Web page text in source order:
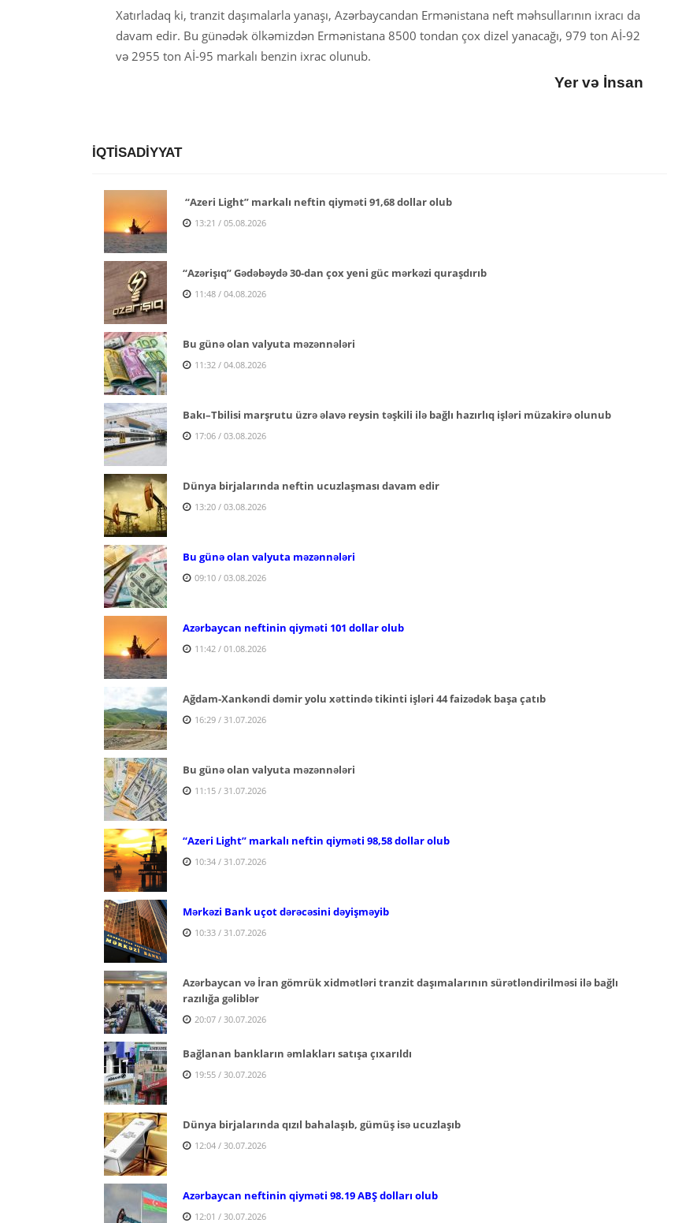
Xatırladaq ki, tranzit daşımalarla yanaşı, Azərbaycandan Ermənistana neft məhsullarının ixracı da
davam edir. Bu günədək ölkəmizdən Ermənistana 8500 tondan çox dizel yanacağı, 979 ton Aİ-92
və 2955 ton Aİ-95 markalı benzin ixrac olunub.
Yer və İnsan
İQTİSADİYYAT
“Azeri Light” markalı neftin qiyməti 91,68 dollar olub
13:21 / 05.08.2026
“Azərişıq” Gədəbəydə 30-dan çox yeni güc mərkəzi quraşdırıb
11:48 / 04.08.2026
Bu günə olan valyuta məzənnələri
11:32 / 04.08.2026
Bakı–Tbilisi marşrutu üzrə əlavə reysin təşkili ilə bağlı hazırlıq işləri müzakirə olunub
17:06 / 03.08.2026
Dünya birjalarında neftin ucuzlaşması davam edir
13:20 / 03.08.2026
Bu günə olan valyuta məzənnələri
09:10 / 03.08.2026
Azərbaycan neftinin qiyməti 101 dollar olub
11:42 / 01.08.2026
Ağdam-Xankəndi dəmir yolu xəttində tikinti işləri 44 faizədək başa çatıb
16:29 / 31.07.2026
Bu günə olan valyuta məzənnələri
11:15 / 31.07.2026
“Azeri Light” markalı neftin qiyməti 98,58 dollar olub
10:34 / 31.07.2026
Mərkəzi Bank uçot dərəcəsini dəyişməyib
10:33 / 31.07.2026
Azərbaycan və İran gömrük xidmətləri tranzit daşımalarının sürətləndirilməsi ilə bağlı
razılığa gəliblər
20:07 / 30.07.2026
Bağlanan bankların əmlakları satışa çıxarıldı
19:55 / 30.07.2026
Dünya birjalarında qızıl bahalaşıb, gümüş isə ucuzlaşıb
12:04 / 30.07.2026
Azərbaycan neftinin qiyməti 98.19 ABŞ dolları olub
12:01 / 30.07.2026